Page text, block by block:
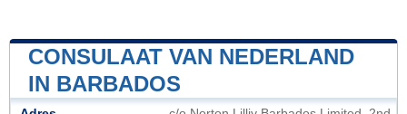
CONSULAAT VAN NEDERLAND
IN BARBADOS